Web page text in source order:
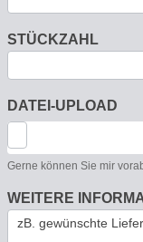
STÜCKZAHL
DATEI-UPLOAD
Gerne können Sie mir
WEITERE